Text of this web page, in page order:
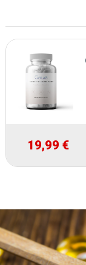
19,99 €